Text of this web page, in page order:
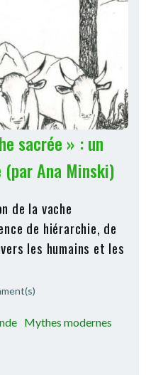
sacrée » : un
(par Ana Minski)
de la vache
de hiérarchie, de
les humains et les
Mythes modernes